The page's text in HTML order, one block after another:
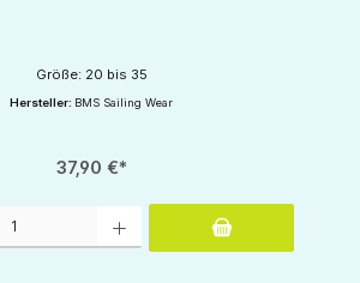
Größe: 20 bis 35
Hersteller: BMS Sailing Wear
37,90 €*